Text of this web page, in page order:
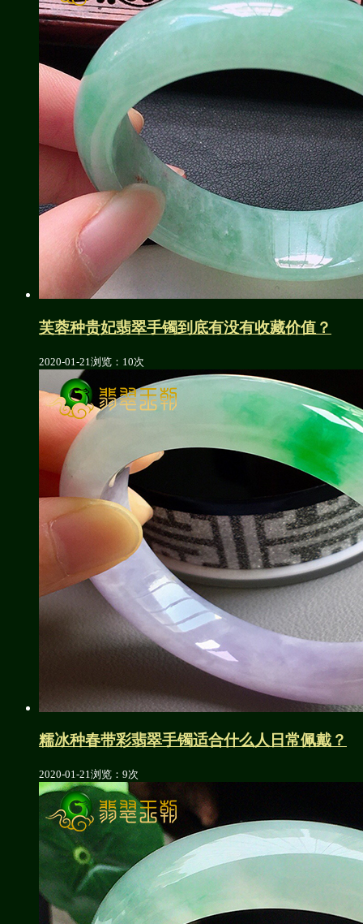
芙蓉种贵妃翡翠手镯到底有没有收藏价值？
2020-01-21 浏览：10次
糯冰种春带彩翡翠手镯适合什么人日常佩戴？
2020-01-21 浏览：9次